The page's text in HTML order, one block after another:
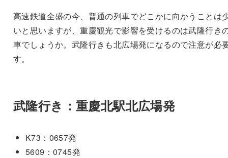
高速鉄道全盛の今、普通の列車でどこかに向かうことは
いと思いますが、重慶観光で影響を受けるのは武隆行き
車でしょうか。武隆行きも北広場発になるので注意が必
す。
武隆行き：重慶北駅北広場発
K73：0657発
5609：0745発